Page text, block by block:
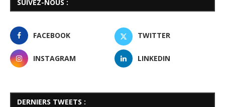
SUIVEZ-NOUS :
FACEBOOK TWITTER
INSTAGRAM LINKEDIN
DERNIERS TWEETS :